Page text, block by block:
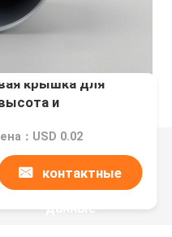
крышка для
и
：USD 0.02
контактные
данные